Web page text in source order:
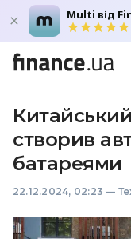
Multi від
створив
батареями
22.12.2024, 02:23 —